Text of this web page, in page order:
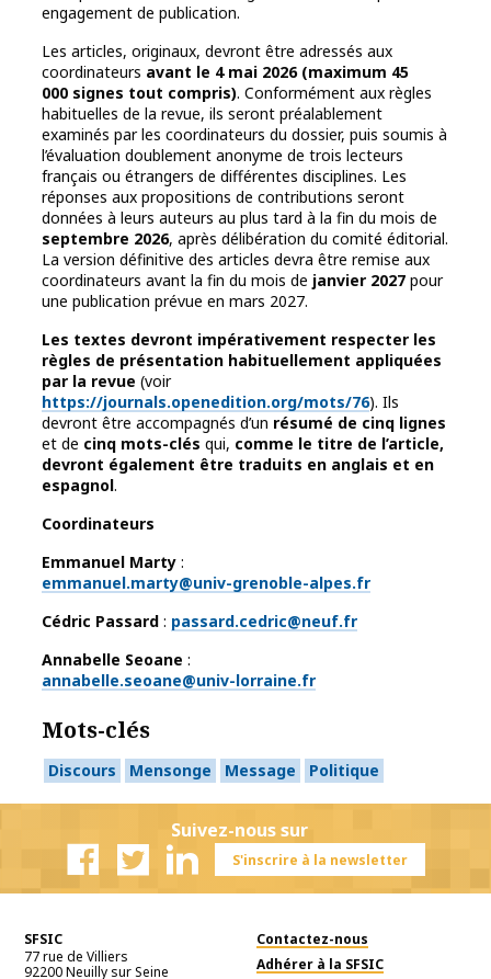
engagement de publication.
Les articles, originaux, devront être adressés aux
coordinateurs avant le 4 mai 2026 (maximum 45
000 signes tout compris). Conformément aux règles
habituelles de la revue, ils seront préalablement
examinés par les coordinateurs du dossier, puis soumis à
l’évaluation doublement anonyme de trois lecteurs
français ou étrangers de différentes disciplines. Les
réponses aux propositions de contributions seront
données à leurs auteurs au plus tard à la fin du mois de
septembre 2026, après délibération du comité éditorial.
La version définitive des articles devra être remise aux
coordinateurs avant la fin du mois de janvier 2027 pour
une publication prévue en mars 2027.
Les textes devront impérativement respecter les
règles de présentation habituellement appliquées
par la revue (voir
https://journals.openedition.org/mots/76). Ils
devront être accompagnés d’un résumé de cinq lignes
et de cinq mots-clés qui, comme le titre de l’article,
devront également être traduits en anglais et en
espagnol.
Coordinateurs
Emmanuel Marty :
emmanuel.marty@univ-grenoble-alpes.fr
Cédric Passard : passard.cedric@neuf.fr
Annabelle Seoane :
annabelle.seoane@univ-lorraine.fr
Mots-clés
Discours Mensonge Message Politique
Suivez-nous sur
S'inscrire à la newsletter
SFSIC
77 rue de Villiers
92200Neuilly sur Seine
Contactez-nous
Adhérer à la SFSIC